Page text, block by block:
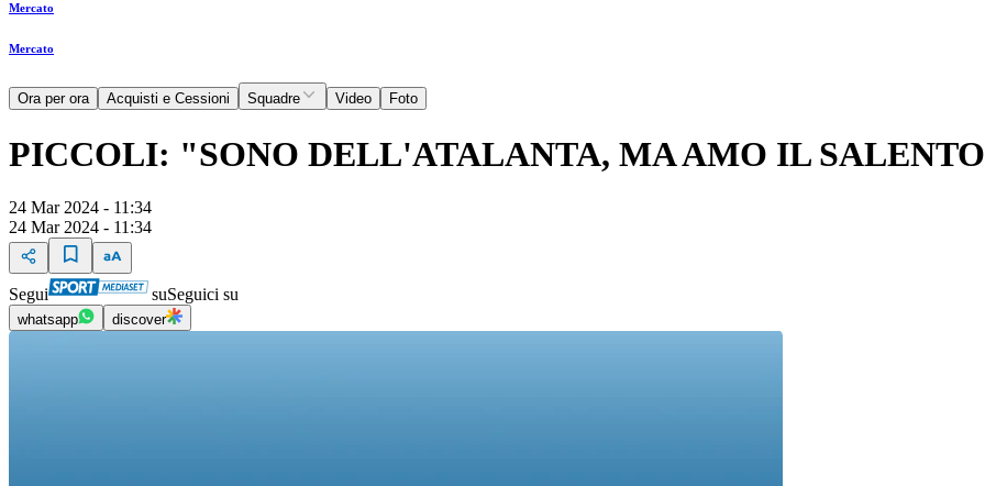
Mercato
Mercato
Ora per ora Acquisti e Cessioni Squadre Video Foto
PICCOLI: "SONO DELL'ATALANTA, MA AMO IL
24 Mar 2024 - 11:34
24 Mar 2024 - 11:34
Segui suSeguici su
whatsapp discover